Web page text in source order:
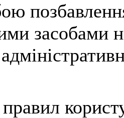
засобами